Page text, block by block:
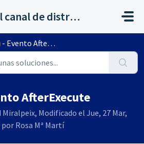
Servicios al canal de distribución de AHORA
AfterExecute
AfterExecute
Miralpeix, Modificado el Jue, 27 Mar,
por Rosa Mª Martí